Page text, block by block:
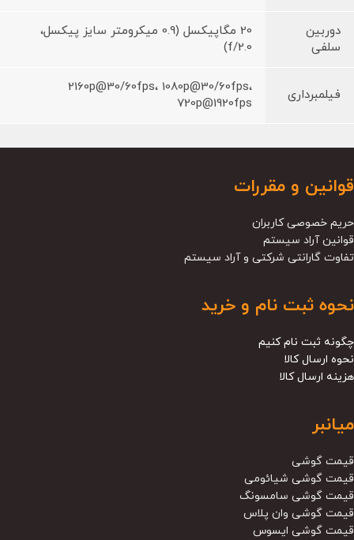
دوربین
سلفی
20 مگاپیکسل (0.9 میکرومتر سایز پیکسل،
f/2.0)
فیلمبرداری
2160p@30/60fps، 1080p@30/60fps،
720p@1920fps
قوانین و مقررات
حریم خصوصی کاربران
قوانین آراد سیستم
تفاوت گارانتی شرکتی و آراد سیستم
نحوه ثبت نام و خرید
چگونه ثبت نام کنیم
نحوه ارسال کالا
هزینه ارسال کالا
میانبر
قیمت گوشی
قیمت گوشی شیائومی
قیمت گوشی سامسونگ
قیمت گوشی وان پلاس
قیمت گوشی ایسوس